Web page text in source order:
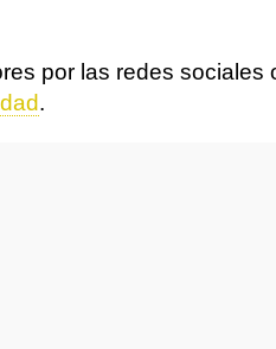
por las redes
.